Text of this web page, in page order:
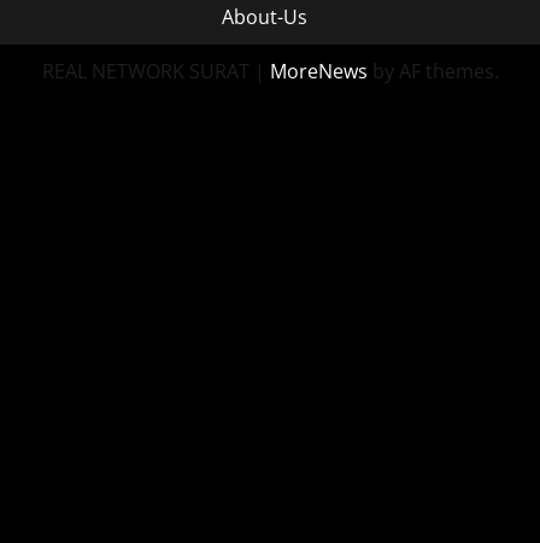
About-Us
REAL NETWORK SURAT | MoreNews by AF themes.